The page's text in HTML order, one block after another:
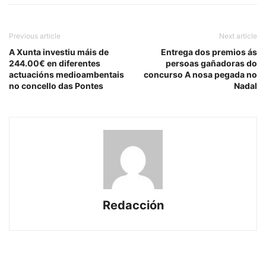
Previous article
A Xunta investiu máis de
244.00€ en diferentes
actuacións medioambentais
no concello das Pontes
Next article
Entrega dos premios ás
persoas gañadoras do
concurso A nosa pegada no
Nadal
Redacción